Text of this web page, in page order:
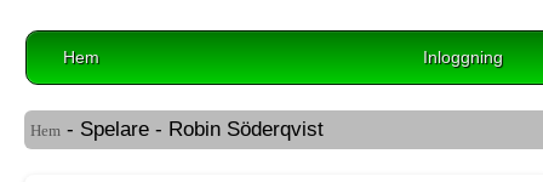
Hem Inloggning
Hem - Spelare - Robin Söderqvist